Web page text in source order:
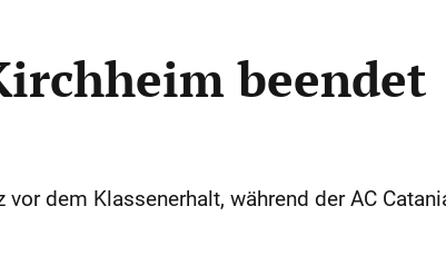
beendet
dem Klassenerhalt, während der AC